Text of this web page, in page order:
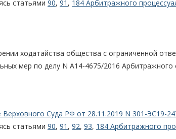
статьями 90, 91 , 184 Арбитражного
ходатайства общества с ограниченной
мер по делу N А14-4675/2016
Суда РФ от 28.11.2019 N 301-ЭС19-
статьями 90, 91 , 92, 93, 184 Арбитражного